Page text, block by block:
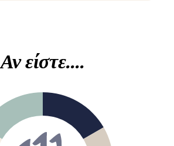
Αν είστε....